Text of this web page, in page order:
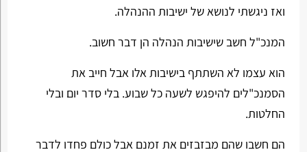
ואז ניגשתי לנושא של ישיבות ההנהלה.
המנכ"ל חשב שישיבות הנהלה הן דבר חשוב.
הוא עצמו לא השתתף בישיבות אלו אבל חייב את
הסמנכ"לים להיפגש לשעה כל שבוע. בלי סדר יום ובלי
החלטות.
הם חשבו שהם מבזבזים את זמנם אבל כולם פחדו לדבר